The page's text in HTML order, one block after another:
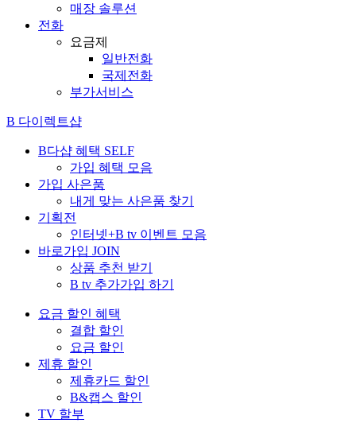
매장 솔루션
전화
요금제
일반전화
국제전화
부가서비스
B 다이렉트샵
B다샵 혜택 SELF
가입 혜택 모음
가입 사은품
내게 맞는 사은품 찾기
기획전
인터넷+B tv 이벤트 모음
바로가입 JOIN
상품 추천 받기
B tv 추가가입 하기
요금 할인 혜택
결합 할인
요금 할인
제휴 할인
제휴카드 할인
B&캡스 할인
TV 할부